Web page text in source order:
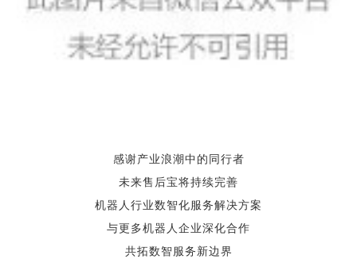
感谢产业浪潮中的同行者
未来售后宝将持续完善
机器人行业数智化服务解决方案
与更多机器人企业深化合作
共拓数智服务新边界